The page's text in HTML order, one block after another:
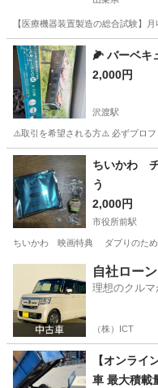
【医療機器装置製造の総合試験】
山梨 その他
🌽 バーベキ
2,000円
沢渡駅
⚠️取引を希望される方⚠️ 必ずプロフ
長野 伊那市 沢渡駅
ちいかわ
う
2,000円
市役所前駅
ちいかわ 映画特典 ダブりのた
市役所前駅
自社ロー
理想のクル
（株）ICT
【オンライン
車 最大積載